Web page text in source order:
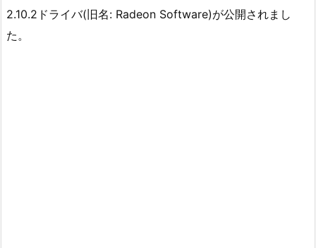
2.10.2ドライバ(旧名: Radeon Software)が公開されまし
た。